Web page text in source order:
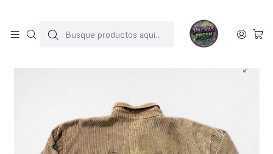
Inicio JACKET COTELE Jacket cotele (XL)